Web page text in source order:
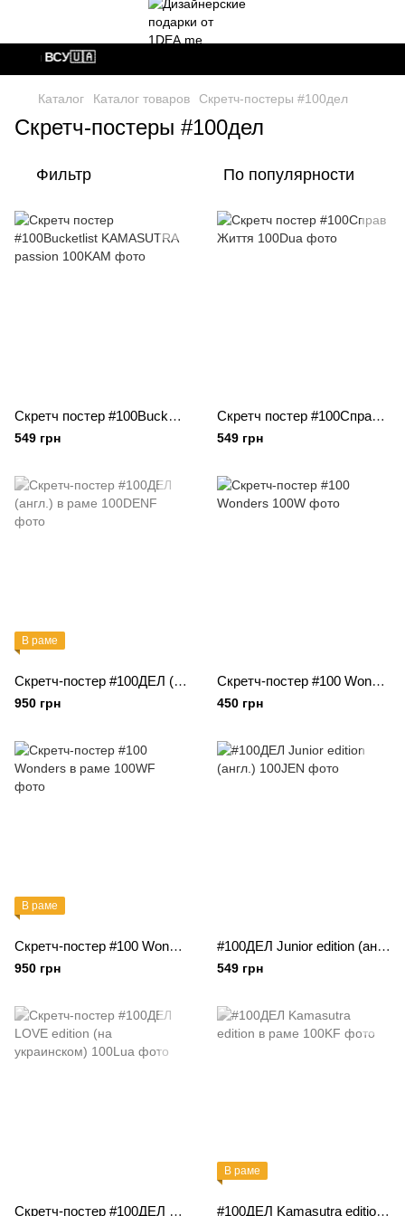
ВСУ🇺🇦
Каталог Каталог товаров Скретч-постеры #100дел
Скретч-постеры #100дел
Фильтр По популярности
Скретч постер #100Bucketlist KAMASUTRA passion
549 грн
Cкретч постер #100Справ Життя
549 грн
В раме
Скретч-постер #100ДЕЛ (англ.) в раме
950 грн
Скретч-постер #100 Wonders
450 грн
В раме
Скретч-постер #100 Wonders в раме
950 грн
#100ДЕЛ Junior edition (англ.)
549 грн
Скретч-постер #100ДЕЛ LOVE edition (на украинском)
В раме
#100ДЕЛ Kamasutra edition в раме